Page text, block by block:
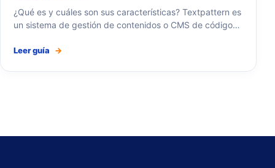
¿Qué es y cuáles son sus características? Textpattern es
un sistema de gestión de contenidos o CMS de código…
Leer guía →